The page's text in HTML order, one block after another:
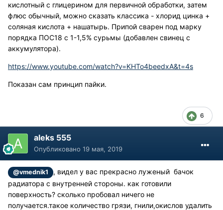
кислотный с глицерином для первичной обработки, затем
флюс обычный, можно сказать классика - хлорид цинка +
соляная кислота + нашатырь. Припой сварен под марку
порядка ПОС18 с 1-1,5% сурьмы (добавлен свинец с
аккумулятора).
https://www.youtube.com/watch?v=KHTo4beedxA&t=4s
Показан сам принцип пайки.
6
aleks 555
Опубликовано 19 мая, 2019
@vmednik1
, видел у вас прекрасно луженый бачок
радиатора с внутренней стороны. как готовили
поверхность? сколько пробовал ничего не
получается.такое количество грязи, гнили,окислов удалить